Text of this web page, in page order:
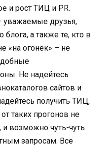
и рост ТИЦ и PR.
друзья,
блога, а также те, кто в
«на огонёк» – не
Не надейтесь
сайтов и
получить ТИЦ,
таких прогонов не
и возможно чуть-чуть
запросам. Все